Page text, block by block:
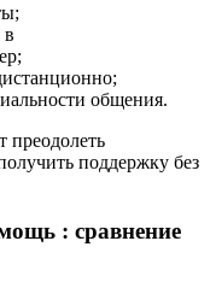
в
общения.
преодолеть
поддержку без
: сравнение